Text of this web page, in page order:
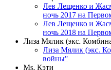
Лев Лещенко и
ночь 2017 на
Лев Лещенко и
ночь 2018 на
Лиза Мялик (экс.
Лиза Мялик (экс.
войны"
Мs. Кэти